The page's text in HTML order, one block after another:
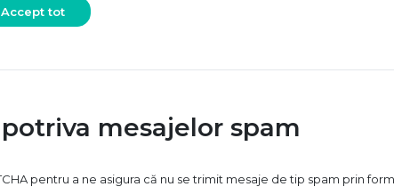
Accept tot
mesajelor spam
pentru a ne asigura că nu se trimit mesaje de tip spam prin